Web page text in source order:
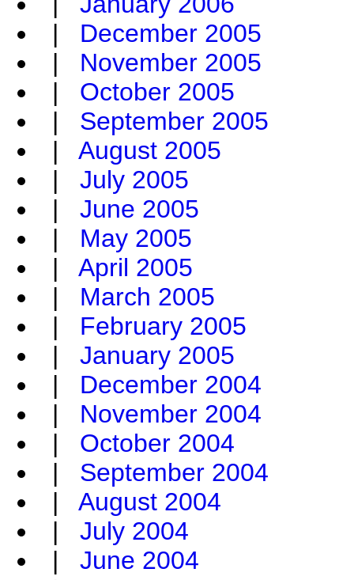
| December 2005
| November 2005
| October 2005
| September 2005
| August 2005
| July 2005
| June 2005
| May 2005
| April 2005
| March 2005
| February 2005
| January 2005
| December 2004
| November 2004
| October 2004
| September 2004
| August 2004
| July 2004
| June 2004